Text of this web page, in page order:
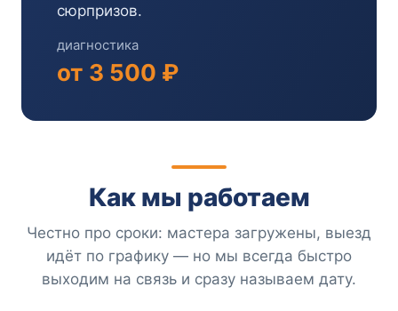
сюрпризов.
диагностика
от 3 500 ₽
Как мы работаем
Честно про сроки: мастера загружены, выезд
идёт по графику — но мы всегда быстро
выходим на связь и сразу называем дату.